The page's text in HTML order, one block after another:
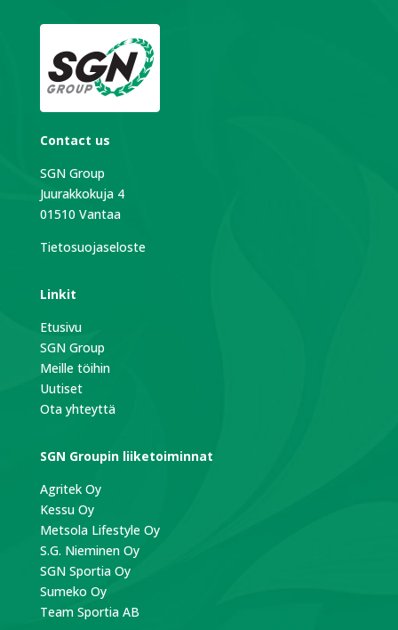
Contact us
SGN Group
Juurakkokuja 4
01510 Vantaa
Tietosuojaseloste
Linkit
Etusivu
SGN Group
Meille töihin
Uutiset
Ota yhteyttä
SGN Groupin liiketoiminnat
Agritek Oy
Kessu Oy
Metsola Lifestyle Oy
S.G. Nieminen Oy
SGN Sportia Oy
Sumeko Oy
Team Sportia AB